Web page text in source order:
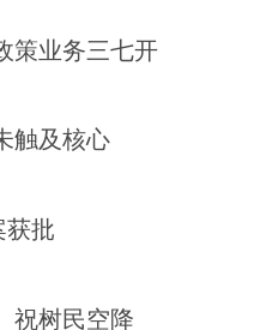
策业务三七开
触及核心
获批
祝树民空降